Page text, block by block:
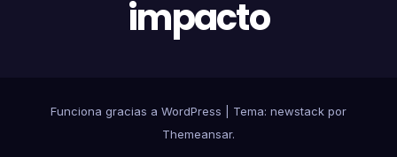
impacto
Funciona gracias a WordPress
Tema: newstack por
Themeansar.